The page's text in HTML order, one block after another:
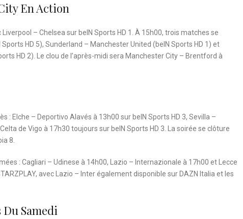
En Action
– Chelsea sur beIN Sports HD 1. À 15h00, trois matches se
HD 5), Sunderland – Manchester United (beIN Sports HD 1) et
HD 2). Le clou de l’après-midi sera Manchester City – Brentford à
: Elche – Deportivo Alavés à 13h00 sur beIN Sports HD 3, Sevilla –
de Vigo à 17h30 toujours sur beIN Sports HD 3. La soirée se clôture
8.
: Cagliari – Udinese à 14h00, Lazio – Internazionale à 17h00 et Lecce
avec Lazio – Inter également disponible sur DAZN Italia et les
Samedi